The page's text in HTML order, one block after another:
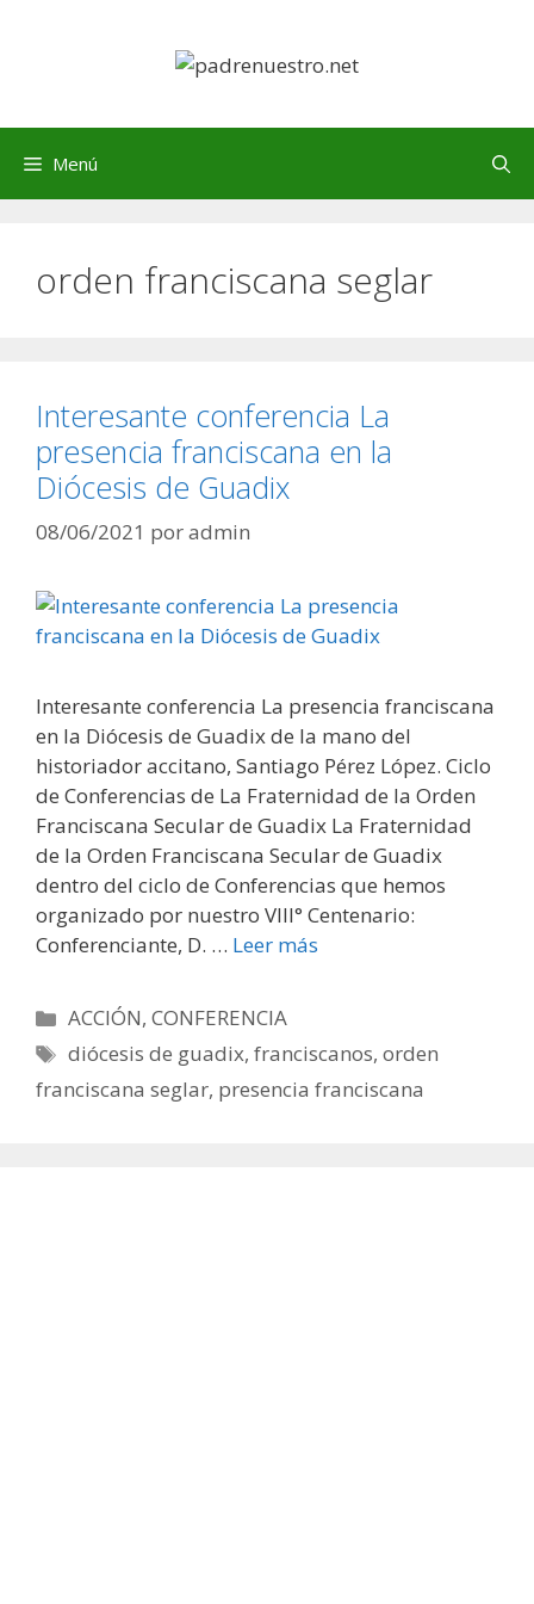
Menú
orden franciscana seglar
Interesante conferencia La
presencia franciscana en la
Diócesis de Guadix
08/06/2021 poradmin
Interesante conferencia La presencia franciscana
en la Diócesis de Guadix de la mano del
historiador accitano, Santiago Pérez López. Ciclo
de Conferencias de La Fraternidad de la Orden
Franciscana Secular de Guadix La Fraternidad
de la Orden Franciscana Secular de Guadix
dentro del ciclo de Conferencias que hemos
organizado por nuestro VIII° Centenario:
Conferenciante, D. … Leer más
Categorías
ACCIÓN,CONFERENCIA
Etiquetas
diócesis de guadix,franciscanos,orden
franciscana seglar, presencia franciscana